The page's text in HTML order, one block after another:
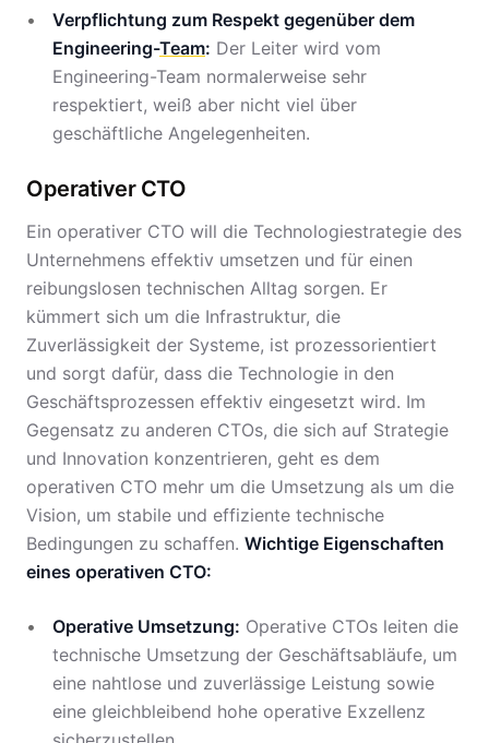
Verpflichtung zum Respekt gegenüber dem
Engineering-Team: Der Leiter wird vom
Engineering-Team normalerweise sehr
respektiert, weiß aber nicht viel über
geschäftliche Angelegenheiten.
Operativer CTO
Ein operativer CTO will die Technologiestrategie des
Unternehmens effektiv umsetzen und für einen
reibungslosen technischen Alltag sorgen. Er
kümmert sich um die Infrastruktur, die
Zuverlässigkeit der Systeme, ist prozessorientiert
und sorgt dafür, dass die Technologie in den
Geschäftsprozessen effektiv eingesetzt wird. Im
Gegensatz zu anderen CTOs, die sich auf Strategie
und Innovation konzentrieren, geht es dem
operativen CTO mehr um die Umsetzung als um die
Vision, um stabile und effiziente technische
Bedingungen zu schaffen. Wichtige Eigenschaften
eines operativen CTO:
Operative Umsetzung: Operative CTOs leiten die
technische Umsetzung der Geschäftsabläufe, um
eine nahtlose und zuverlässige Leistung sowie
eine gleichbleibend hohe operative Exzellenz